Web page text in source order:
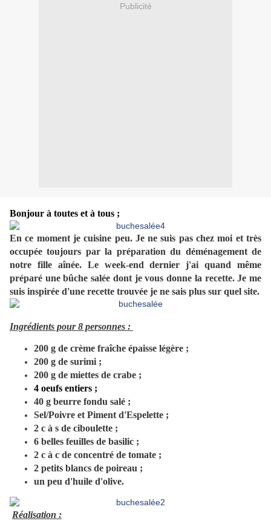
Publicité
Bonjour à toutes et à tous ;
En ce moment je cuisine peu. Je ne suis pas chez moi et très
occupée toujours par la préparation du déménagement de
notre fille aînée. Le week-end dernier j'ai quand même
préparé une bûche salée dont je vous donne la recette. Je me
suis inspirée d'une recette trouvée je ne sais plus sur quel site.
Ingrédients pour 8 personnes :
200 g de crème fraîche épaisse légère ;
200 g de surimi ;
200 g de miettes de crabe ;
4 oeufs entiers ;
40 g beurre fondu salé ;
Sel/Poivre et Piment d'Espelette ;
2 c à s de ciboulette ;
6 belles feuilles de basilic ;
2 c à c de concentré de tomate ;
2 petits blancs de poireau ;
un peu d'huile d'olive.
Réalisation :